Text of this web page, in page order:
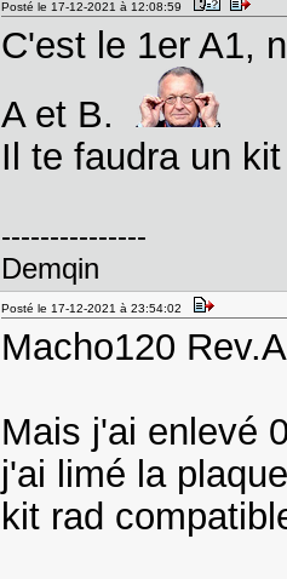
Posté le 17-12-2021 à 12:08:59
C'est le 1er A1,
A et B.
Il te faudra un
---------------
Demqin
Posté le 17-12-2021 à 23:54:02
Macho120
Mais j'ai enlevé
j'ai limé la
kit rad